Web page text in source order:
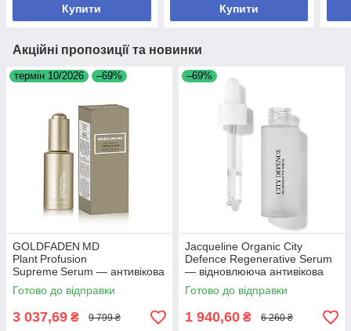
Купити Купити
Акційні пропозиції та новинки
термін 10/2026 –69%
GOLDFADEN MD
Plant Profusion
Supreme Serum — антивікова
сироватка зі стовбуровими
клітинами рослин, 30 мл
Готово до відправки
3 037,69 ₴ 9 799 ₴
–69%
Jacqueline Organic City
Defence Regenerative Serum
— відновлююча антивікова
сироватка, 30 мл
Готово до відправки
1 940,60 ₴ 6 260 ₴